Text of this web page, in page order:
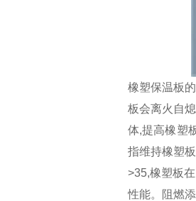
橡塑保温板
板会离火自
体,提高橡塑
指维持橡塑
>35,橡塑板
性能。阻燃